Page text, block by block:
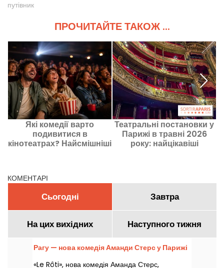
путівник
ПРОЧИТАЙТЕ ТАКОЖ ...
Які комедії варто
подивитися в
кінотеатрах? Найсмішніші
Театральні постановки у
Парижі в травні 2026
року: найцікавіші
КОМЕНТАРІ
Сьогодні Завтра
На цих вихідних Наступного тижня
Рагу — нова комедія Аманди Стерс у Парижі
«Le Rôti», нова комедія Аманда Стерс,